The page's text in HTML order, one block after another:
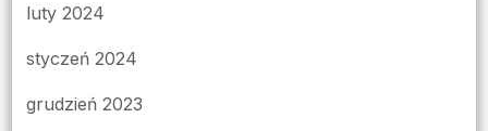
luty 2024
styczeń 2024
grudzień 2023